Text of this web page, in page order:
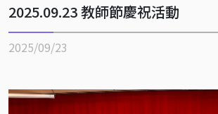
2025.09.23 教師節慶祝活動
2025/09/23